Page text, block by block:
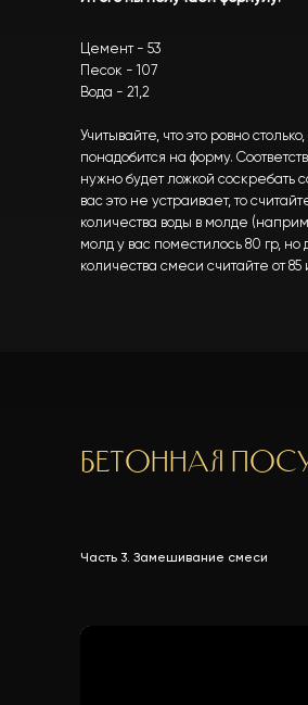
Цемент - 53
Песок - 107
Вода - 21,2
Учитывайте, что это ровно столько,
понадобится на форму.
нужно будет ложкой соскребать
вас это не устраивает, то
количества воды в молде
молд у вас поместилось 80 гр, но
количества смеси считайте от 85
Бетонная
Часть 3. Замешивание смеси